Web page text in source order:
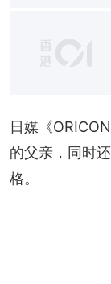
日媒《
的父亲，同时
格。